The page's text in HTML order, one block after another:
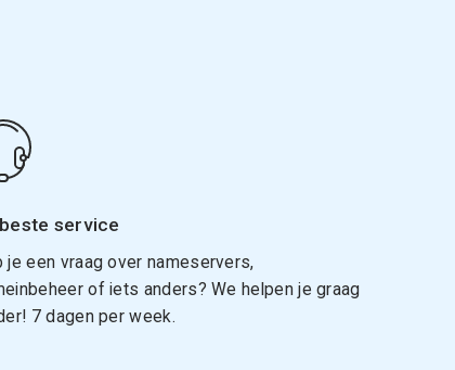
service
je een vraag over nameservers,
of iets anders? We helpen je graag
7 dagen per week.